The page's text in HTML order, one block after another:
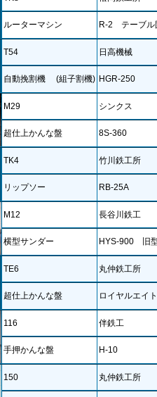
ルーターマシン R-2 テーブル
T54 日高機械
自動挽割機 (組子割機) HGR-250
M29 シンクス
超仕上かんな盤 8S-360
TK4 竹川鉄工所
リップソー RB-25A
M12 長谷川鉄工
横型サンダー HYS-900 旧
TE6 丸仲鉄工所
超仕上かんな盤 ロイヤルエイト
116 伴鉄工
手押かんな盤 H-10
150 丸仲鉄工所